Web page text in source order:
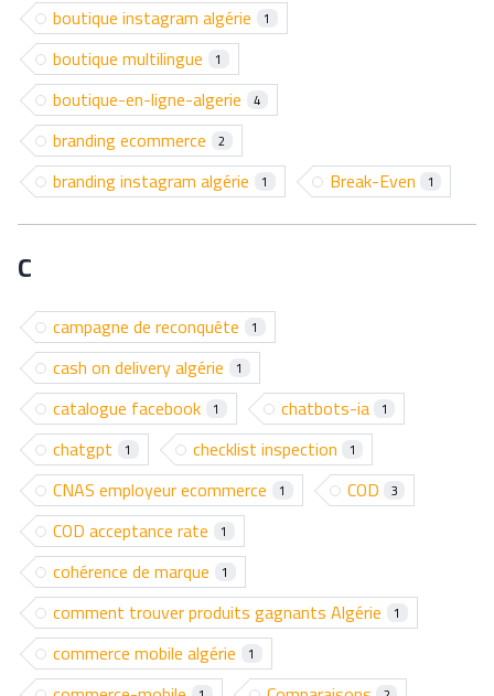
boutique instagram algérie 1
boutique multilingue 1
boutique-en-ligne-algerie 4
branding ecommerce 2
branding instagram algérie 1 Break-Even 1
C
campagne de reconquête 1
cash on delivery algérie 1
catalogue facebook 1 chatbots-ia 1
chatgpt 1 checklist inspection 1
CNAS employeur ecommerce 1 COD 3
COD acceptance rate 1
cohérence de marque 1
comment trouver produits gagnants Algérie 1
commerce mobile algérie 1